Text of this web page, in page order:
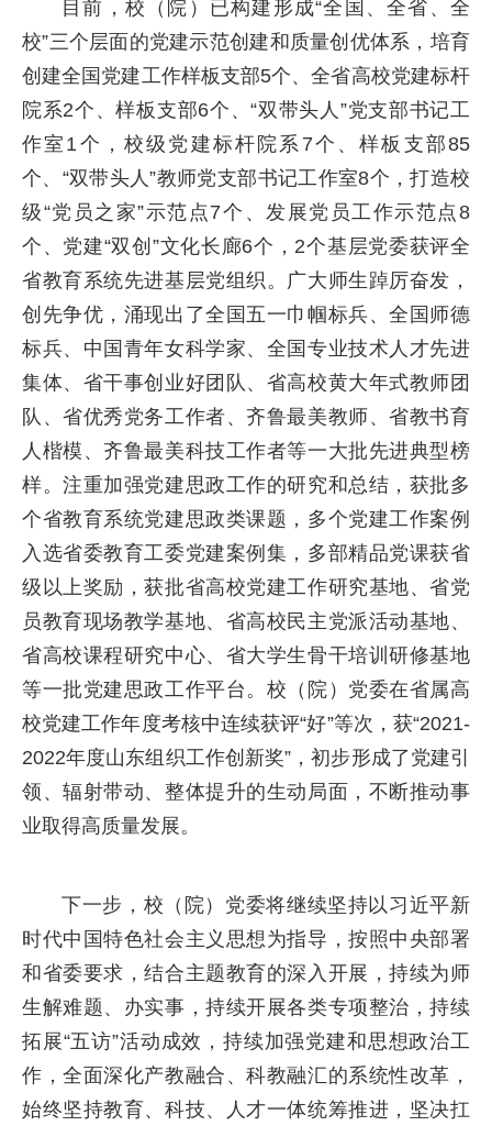
目前，校（院）已构建形成“全国、全省、全
校”三个层面的党建示范创建和质量创优体系，培育
创建全国党建工作样板支部5个、全省高校党建标杆
院系2个、样板支部6个、“双带头人”党支部书记工
作室1个，校级党建标杆院系7个、样板支部85
个、“双带头人”教师党支部书记工作室8个，打造校
级“党员之家”示范点7个、发展党员工作示范点8
个、党建“双创”文化长廊6个，2个基层党委获评全
省教育系统先进基层党组织。广大师生踔厉奋发，
创先争优，涌现出了全国五一巾帼标兵、全国师德
标兵、中国青年女科学家、全国专业技术人才先进
集体、省干事创业好团队、省高校黄大年式教师团
队、省优秀党务工作者、齐鲁最美教师、省教书育
人楷模、齐鲁最美科技工作者等一大批先进典型榜
样。注重加强党建思政工作的研究和总结，获批多
个省教育系统党建思政类课题，多个党建工作案例
入选省委教育工委党建案例集，多部精品党课获省
级以上奖励，获批省高校党建工作研究基地、省党
员教育现场教学基地、省高校民主党派活动基地、
省高校课程研究中心、省大学生骨干培训研修基地
等一批党建思政工作平台。校（院）党委在省属高
校党建工作年度考核中连续获评“好”等次，获“2021-
2022年度山东组织工作创新奖”，初步形成了党建引
领、辐射带动、整体提升的生动局面，不断推动事
业取得高质量发展。
下一步，校（院）党委将继续坚持以习近平新
时代中国特色社会主义思想为指导，按照中央部署
和省委要求，结合主题教育的深入开展，持续为师
生解难题、办实事，持续开展各类专项整治，持续
拓展“五访”活动成效，持续加强党建和思想政治工
作，全面深化产教融合、科教融汇的系统性改革，
始终坚持教育、科技、人才一体统筹推进，坚决扛